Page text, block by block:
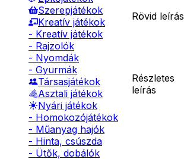
Szerepjátékok
Kreatív játékok
- Kreatív játékok
- Rajzolók
- Nyomdák
- Gyurmák
Társasjátékok
Asztali játékok
Nyári játékok
- Homokozójátékok
- Műanyag hajók
- Hinta, csúszda
- Ütők, dobálók
Rövid leírás
Részletes
leírás